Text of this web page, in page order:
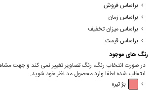
براساس فروش
براساس زمان
براساس میزان تخفیف
براساس قیمت
رنگ های موجود
در صورت انتخاب رنگ، رنگ تصاویر تغییر نمی کند و جهت
انتخاب شده لطفا وارد محصول مد نظر خود شوید.
بژ تیره